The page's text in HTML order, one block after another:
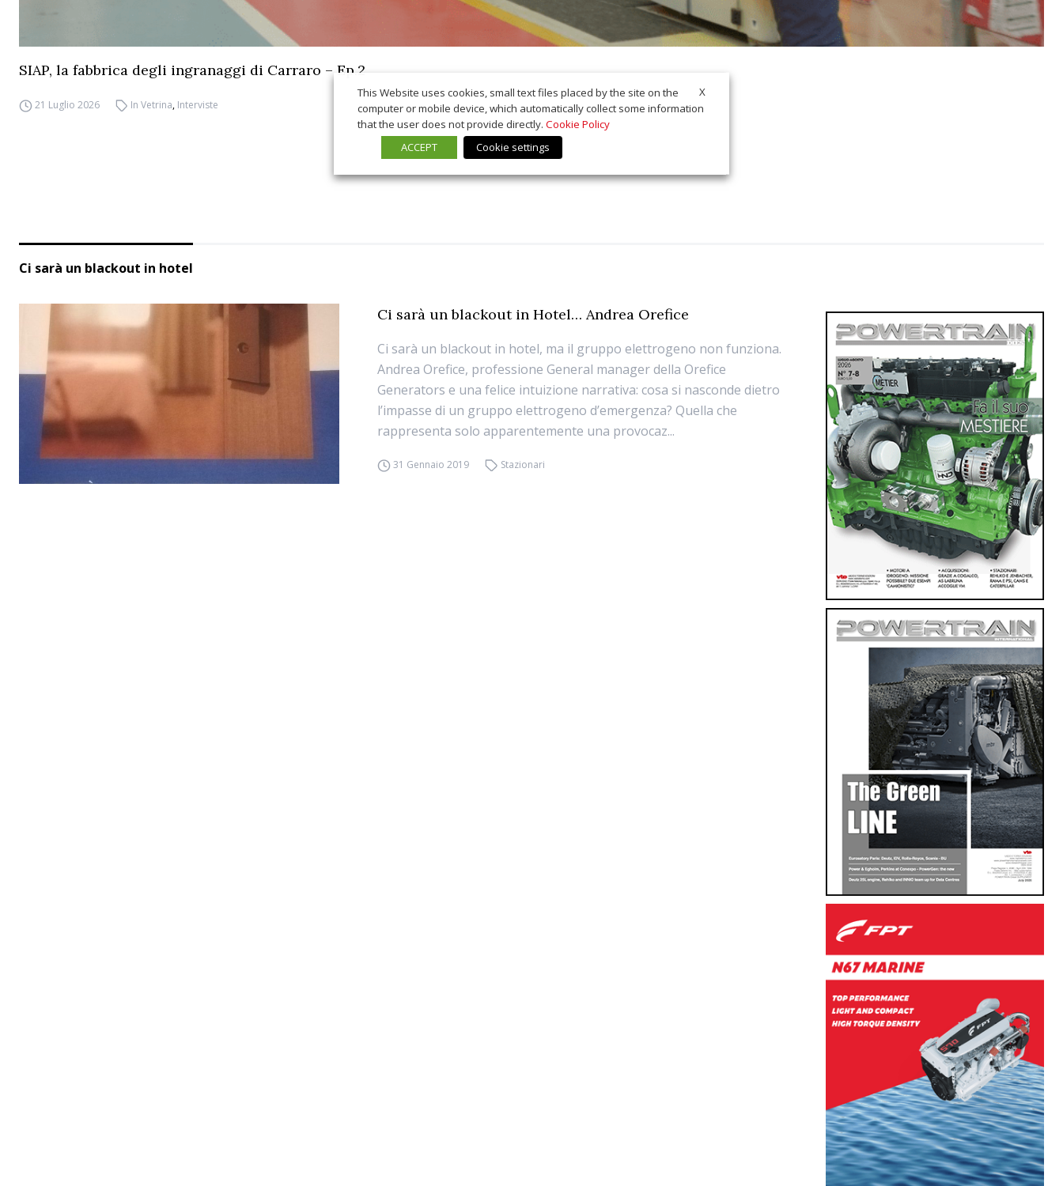
SIAP, la fabbrica degli ingranaggi di Carraro – Ep.2
21 Luglio 2026 In Vetrina, Interviste
Ci sarà un blackout in hotel
Ci sarà un blackout in Hotel… Andrea Orefice
Ci sarà un blackout in hotel, ma il gruppo elettrogeno non funziona.
Andrea Orefice, professione General manager della Orefice
Generators e una felice intuizione narrativa: cosa si nasconde dietro
l’impasse di un gruppo elettrogeno d’emergenza? Quella che
rappresenta solo apparentemente una provocaz...
31 Gennaio 2019 Stazionari
X
This Website uses cookies, small text files placed by the site on the
computer or mobile device, which automatically collect some information
that the user does not provide directly. Cookie Policy
ACCEPT
Cookie settings